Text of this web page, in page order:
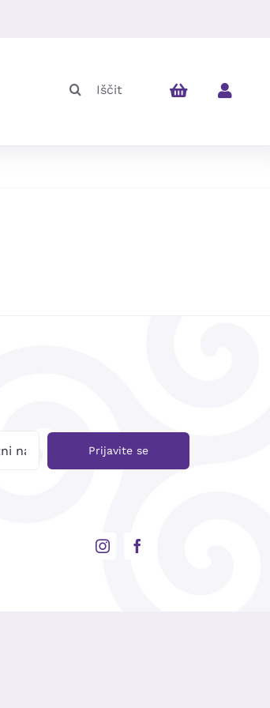
Prijavite se